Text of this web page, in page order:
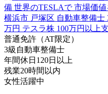
普通免許（AT限定）
3級自動車整備士
年間休日120日以上
残業20時間以内
女性活躍中